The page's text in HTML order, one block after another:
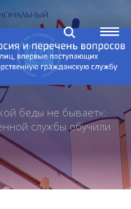
беды не бывает»:
службы обучили